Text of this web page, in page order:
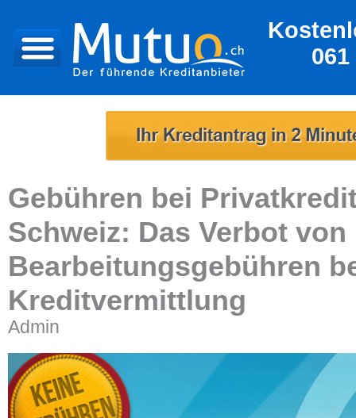
061
Gebühren bei
Schweiz: Das Verbot von
Bearbeitungsgebühren
Kreditvermittlung
Admin